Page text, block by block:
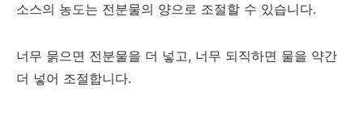
소스의 농도는 전분물의 양으로 조절할 수 있습니다.
너무 묽으면 전분물을 더 넣고, 너무 되직하면 물을 약간
더 넣어 조절합니다.